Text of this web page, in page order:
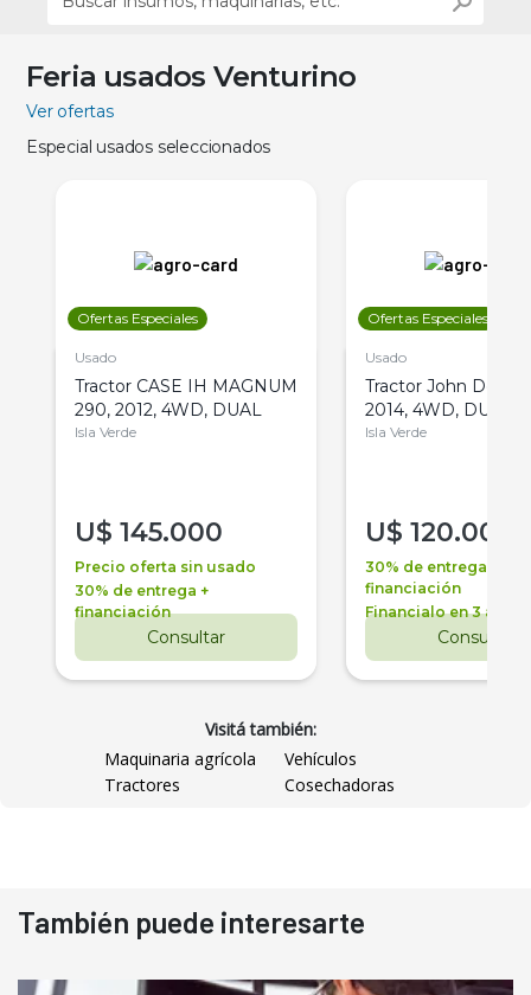
Feria usados Venturino
Ver ofertas
Especial usados seleccionados
Ofertas Especiales
Usado
Tractor CASE IH MAGNUM
290, 2012, 4WD, DUAL
Isla Verde
U$ 145.000
Precio oferta sin usado
30% de entrega +
financiación
Consultar
Ofertas Especiales
Usado
Tractor John Deere
2014, 4WD, DUAL
Isla Verde
U$ 120.000
30% de entrega +
financiación
Financialo en 3 años
Consultar
Visitá también:
Maquinaria agrícola
Vehículos
Tractores
Cosechadoras
También puede interesarte